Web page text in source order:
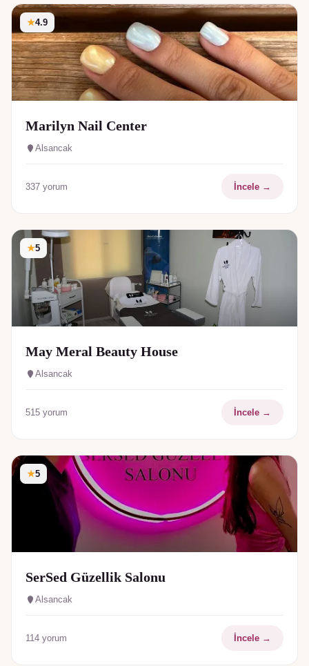
★4.9
Marilyn Nail Center
Alsancak
337 yorum İncele →
★5
May Meral Beauty House
Alsancak
515 yorum İncele →
★5
SerSed Güzellik Salonu
Alsancak
114 yorum İncele →